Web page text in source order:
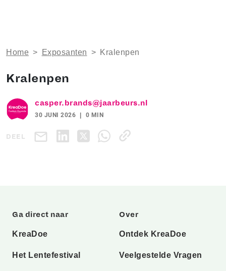
Home > Exposanten > Kralenpen
Kralenpen
casper.brands@jaarbeurs.nl
30 JUNI 2026 0 MIN
DEEL
Ga direct naar
KreaDoe
Het Lentefestival
Over
Ontdek KreaDoe
Veelgestelde Vragen